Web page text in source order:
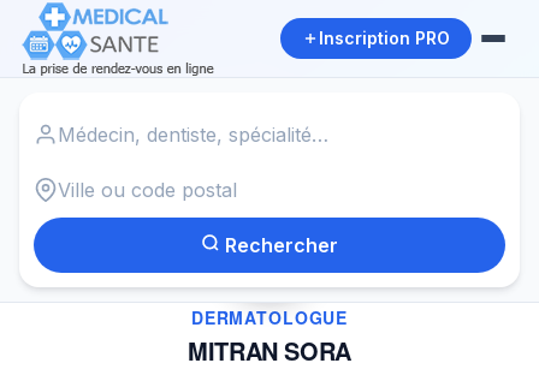
Inscription PRO
Rechercher
✓
DERMATOLOGUE
MITRAN SORA